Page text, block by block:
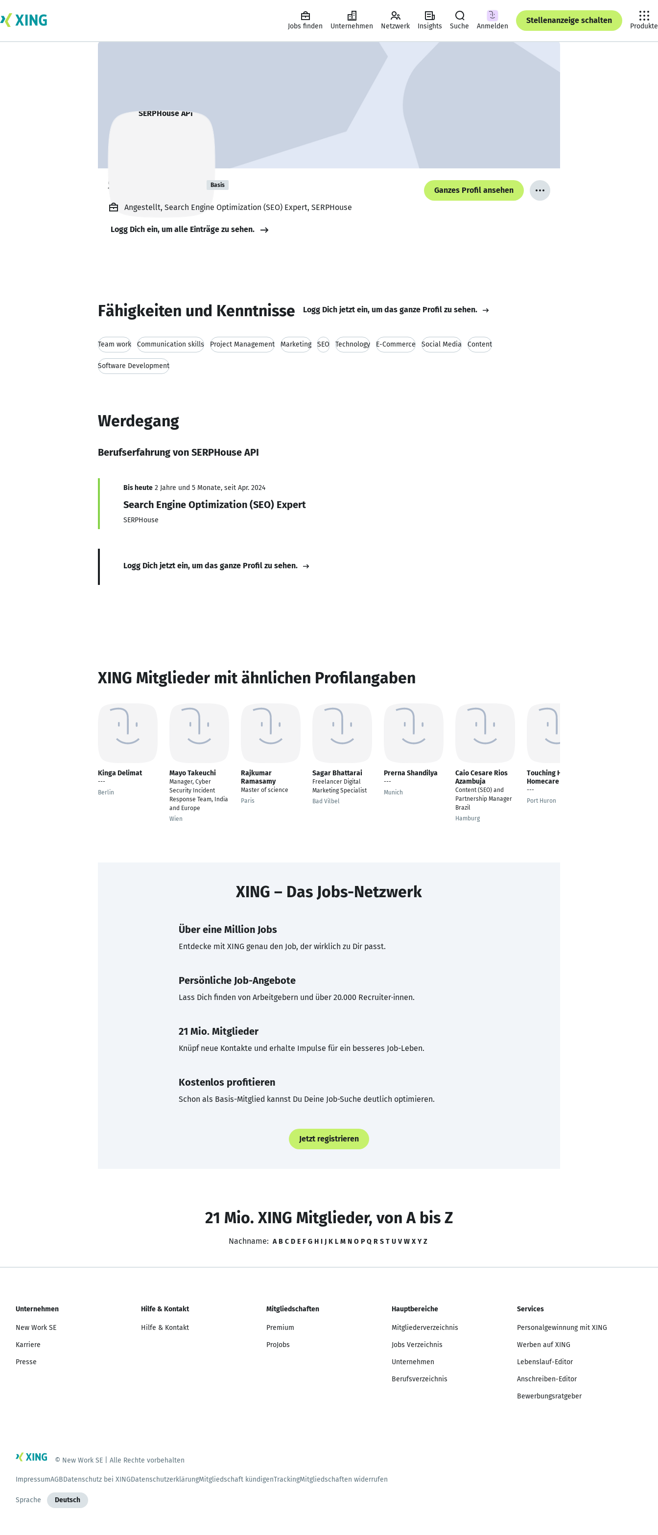
Jobs finden Unternehmen Netzwerk Insights Suche Anmelden
Stellenanzeige schalten
Produkte
SERPHouse API Basis
Ganzes Profil ansehen
Angestellt, Search Engine Optimization (SEO) Expert, SERPHouse
Logg Dich ein, um alle Einträge zu sehen.
Fähigkeiten und Kenntnisse Logg Dich jetzt ein, um das ganze Profil zu sehen.
Team work Communication skills Project Management Marketing SEO Technology E-Commerce Social Media Content
Software Development
Werdegang
Berufserfahrung von SERPHouse API
Bis heute 2 Jahre und 5 Monate, seit Apr. 2024
Search Engine Optimization (SEO) Expert
SERPHouse
Logg Dich jetzt ein, um das ganze Profil zu sehen.
XING Mitglieder mit ähnlichen Profilangaben
Kinga Delimat
---
Berlin
Mayo Takeuchi
Manager, Cyber
Security Incident
Response Team, India
and Europe
Wien
Rajkumar
Ramasamy
Master of science
Paris
Sagar Bhattarai
Freelancer Digital
Marketing Specialist
Bad Vilbel
Prerna Shandilya
---
Munich
Caio Cesare Rios
Azambuja
Content (SEO) and
Partnership Manager
Brazil
Hamburg
Touching Hands
Homecare
---
Port Huron
XING – Das Jobs-Netzwerk
Über eine Million Jobs
Entdecke mit XING genau den Job, der wirklich zu Dir passt.
Persönliche Job-Angebote
Lass Dich finden von Arbeitgebern und über 20.000 Recruiter·innen.
21 Mio. Mitglieder
Knüpf neue Kontakte und erhalte Impulse für ein besseres Job-Leben.
Kostenlos profitieren
Schon als Basis-Mitglied kannst Du Deine Job-Suche deutlich optimieren.
Jetzt registrieren
21 Mio. XING Mitglieder, von A bis Z
Nachname: A B C D E F G H I J K L M N O P Q R S T U V W X Y Z
Unternehmen
New Work SE
Karriere
Presse
Hilfe & Kontakt
Hilfe & Kontakt
Mitgliedschaften
Premium
ProJobs
Hauptbereiche
Mitgliederverzeichnis
Jobs Verzeichnis
Unternehmen
Berufsverzeichnis
Services
Personalgewinnung mit XING
Werben auf XING
Lebenslauf-Editor
Anschreiben-Editor
Bewerbungsratgeber
© New Work SE | Alle Rechte vorbehalten
ImpressumAGBDatenschutz bei XINGDatenschutzerklärungMitgliedschaft kündigenTrackingMitgliedschaften widerrufen
Sprache Deutsch